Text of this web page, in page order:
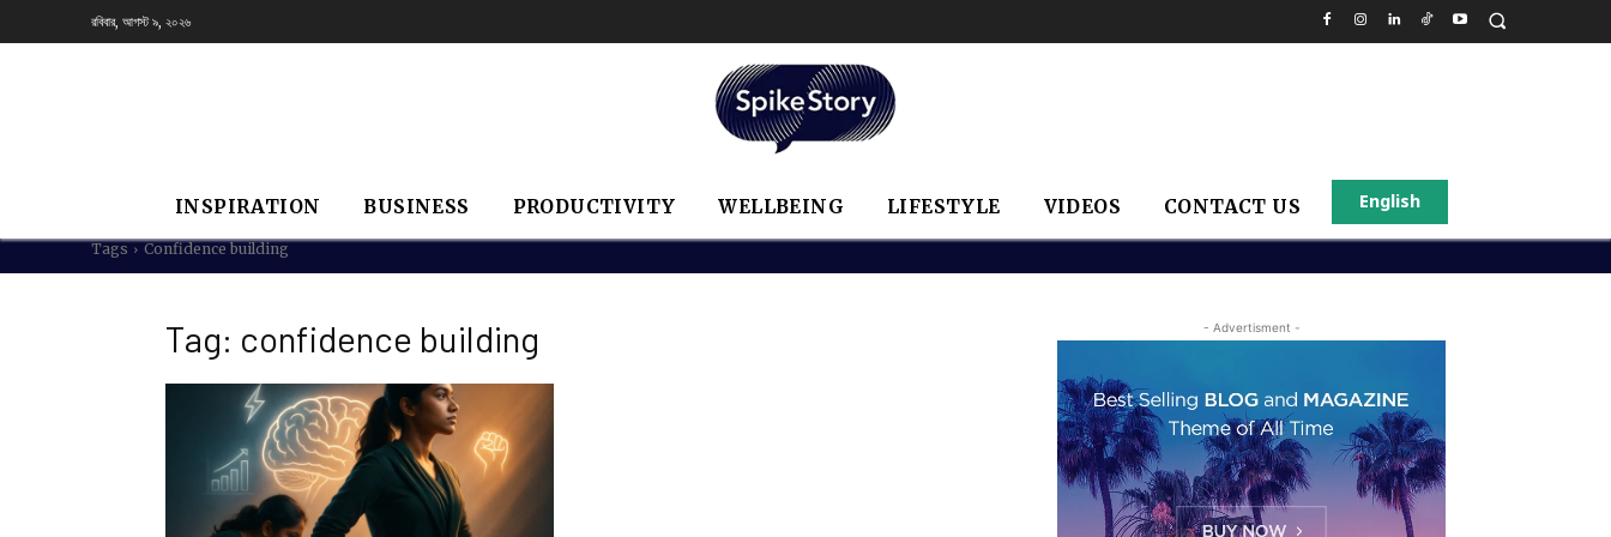
রবিবার, আগস্ট ৯, ২০২৬
INSPIRATION BUSINESS PRODUCTIVITY WELLBEING LIFESTYLE VIDEOS CONTACT US English
Tags Confidence building
Tag: confidence building - Advertisment -